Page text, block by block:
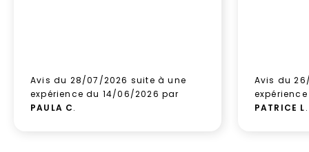
Avis du 28/07/2026 suite à une
expérience du 14/06/2026 par
PAULA C.
Avis du
PATRICE L.